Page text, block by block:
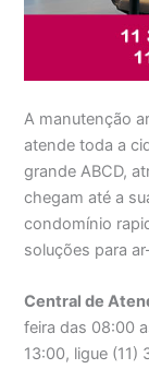
A manutenção
atende toda a
grande ABCD,
chegam até a
condomínio
soluções para
Central de
feira das 08:00
13:00, ligue